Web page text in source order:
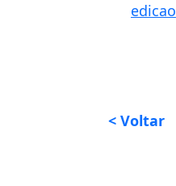
edicao
< Voltar